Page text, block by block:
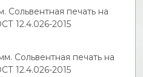
Сольвентная печать на
12.4.026-2015
Сольвентная печать на
12.4.026-2015